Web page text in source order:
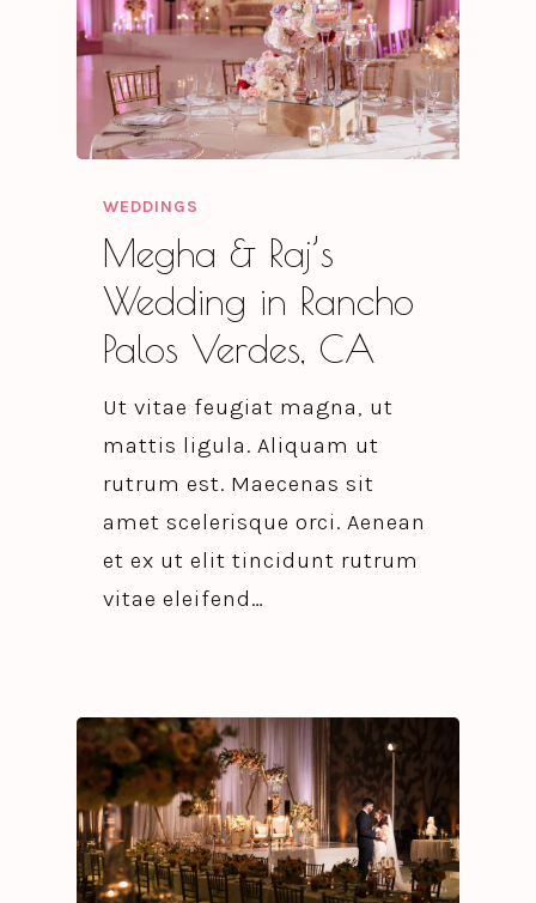
WEDDINGS
Megha & Raj’s
Wedding in Rancho
Palos Verdes, CA
Ut vitae feugiat magna, ut
mattis ligula. Aliquam ut
rutrum est. Maecenas sit
amet scelerisque orci. Aenean
et ex ut elit tincidunt rutrum
vitae eleifend…